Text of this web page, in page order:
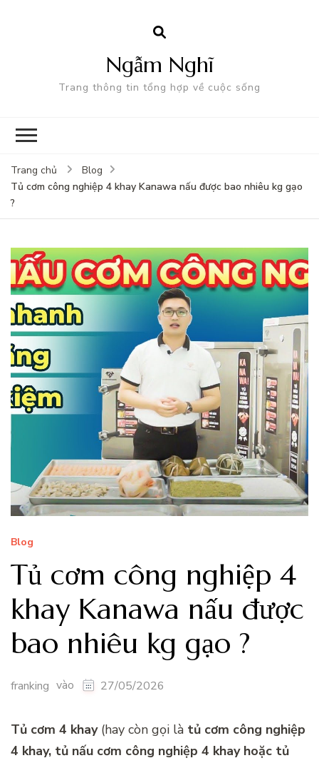
Ngẫm Nghĩ
Trang thông tin tổng hợp về cuộc sống
Trang chủ
Blog
Tủ cơm công nghiệp 4 khay Kanawa nấu được bao nhiêu kg gạo
?
Blog
Tủ cơm công nghiệp 4
khay Kanawa nấu được
bao nhiêu kg gạo ?
franking vào 27/05/2026
Tủ cơm 4 khay(hay còn gọi là tủ cơm công nghiệp
4 khay, tủ nấu cơm công nghiệp 4 khay hoặc tủ